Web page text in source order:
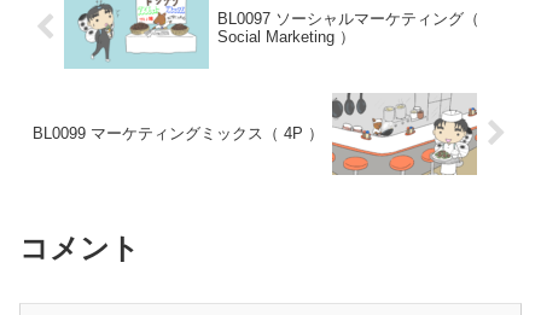
BL0097 ソーシャルマーケティング（
Social Marketing ）
BL0099 マーケティングミックス（ 4P ）
コメント